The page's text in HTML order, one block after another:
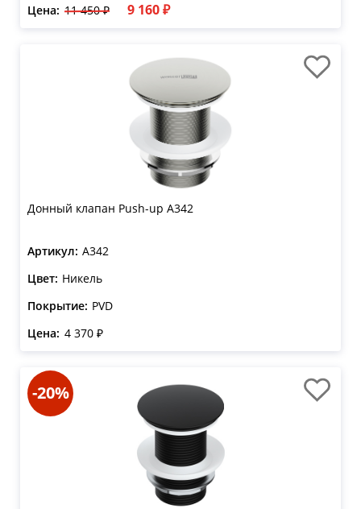
Цена: 11 450 ₽ 9 160 ₽
Донный клапан Push-up A342
Артикул: A342
Цвет: Никель
Покрытие: PVD
Цена: 4 370 ₽
-20%